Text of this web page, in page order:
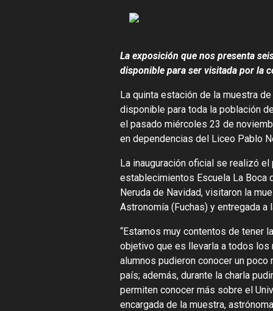
La exposición que nos presenta
disponible para ser visitada por la
La quinta estación de la muestra
disponible para toda la población
el pasado miércoles 23 de
en dependencias del Liceo Pablo
La inauguración oficial se realizó
establecimientos Escuela La Boca
Neruda de Navidad, visitaron la
Astronomía (Fuchas) y entregada a
“Estamos muy contentos de tener
objetivo que es llevarla a todos los
alumnos pudieron conocer un
país; además, durante la charla
permiten conocer más sobre el
encargada de la muestra,